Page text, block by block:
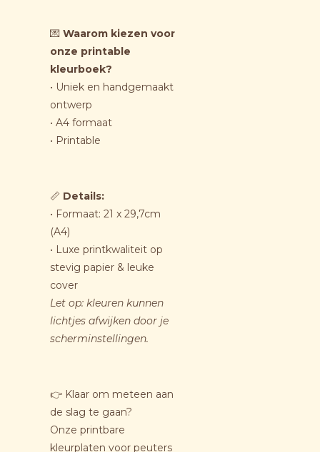
💌 Waarom kiezen voor
onze printable
kleurboek?
• Uniek en handgemaakt
ontwerp
• A4 formaat
• Printable
📏 Details:
• Formaat: 21 x 29,7cm
(A4)
• Luxe printkwaliteit op
stevig papier & leuke
cover
Let op: kleuren kunnen
lichtjes afwijken door je
scherminstellingen.
👉 Klaar om meteen aan
de slag te gaan?
Onze printbare
kleurplaten voor peuters